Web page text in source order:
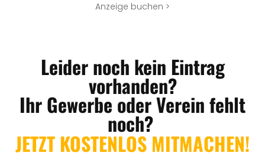
Anzeige buchen >
Leider noch kein Eintrag
vorhanden?
Ihr Gewerbe oder Verein fehlt
noch?
JETZT KOSTENLOS MITMACHEN!